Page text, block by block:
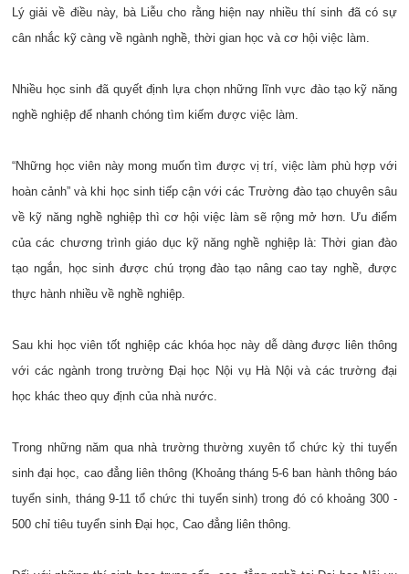
Lý giải về điều này, bà Liễu cho rằng hiện nay nhiều thí sinh đã có sự
cân nhắc kỹ càng về ngành nghề, thời gian học và cơ hội việc làm.
Nhiều học sinh đã quyết định lựa chọn những lĩnh vực đào tạo kỹ năng
nghề nghiệp để nhanh chóng tìm kiếm được việc làm.
“Những học viên này mong muốn tìm được vị trí, việc làm phù hợp với
hoàn cảnh” và khi học sinh tiếp cận với các Trường đào tạo chuyên sâu
về kỹ năng nghề nghiệp thì cơ hội việc làm sẽ rộng mở hơn. Ưu điểm
của các chương trình giáo dục kỹ năng nghề nghiệp là: Thời gian đào
tạo ngắn, học sinh được chú trọng đào tạo nâng cao tay nghề, được
thực hành nhiều về nghề nghiệp.
Sau khi học viên tốt nghiệp các khóa học này dễ dàng được liên thông
với các ngành trong trường Đại học Nội vụ Hà Nội và các trường đại
học khác theo quy định của nhà nước.
Trong những năm qua nhà trường thường xuyên tổ chức kỳ thi tuyển
sinh đại học, cao đẳng liên thông (Khoảng tháng 5-6 ban hành thông báo
tuyển sinh, tháng 9-11 tổ chức thi tuyển sinh) trong đó có khoảng 300 -
500 chỉ tiêu tuyển sinh Đại học, Cao đẳng liên thông.